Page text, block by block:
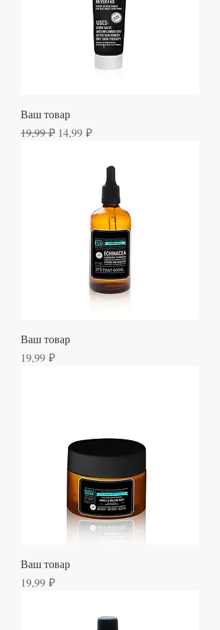
Ваш товар
Обычная цена
19,99 ₽ Цена со скидкой
14,99 ₽
Ваш товар
Цена
19,99 ₽
Ваш товар
Цена
19,99 ₽